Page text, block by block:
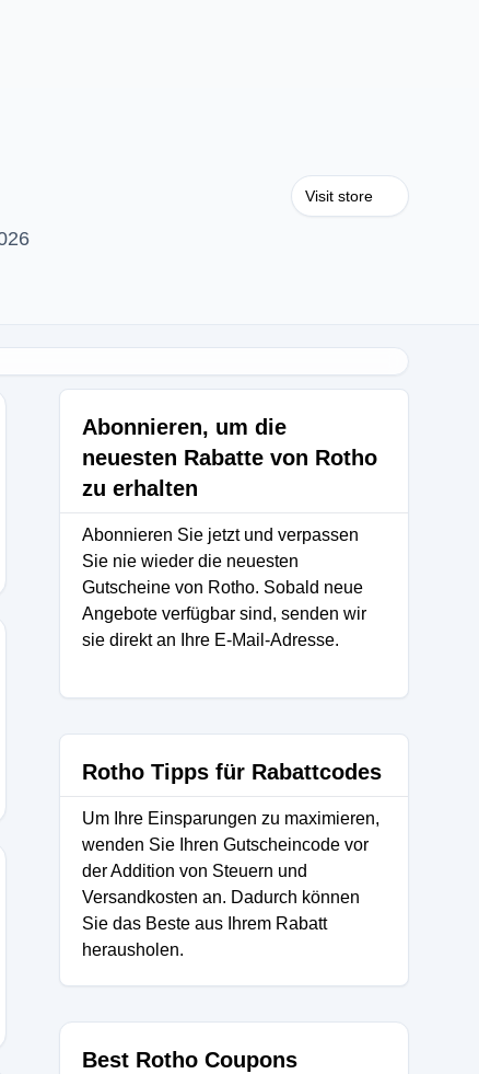
Visit store
Abonnieren, um die
neuesten Rabatte von Rotho
zu erhalten
Abonnieren Sie jetzt und verpassen
Sie nie wieder die neuesten
Gutscheine von Rotho. Sobald neue
Angebote verfügbar sind, senden wir
sie direkt an Ihre E-Mail-Adresse.
Rotho Tipps für Rabattcodes
Um Ihre Einsparungen zu maximieren,
wenden Sie Ihren Gutscheincode vor
der Addition von Steuern und
Versandkosten an. Dadurch können
Sie das Beste aus Ihrem Rabatt
herausholen.
Best Rotho Coupons